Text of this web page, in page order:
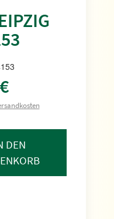
€
DEN